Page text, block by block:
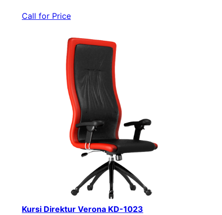
Call for Price
Kursi Direktur Verona KD-1023